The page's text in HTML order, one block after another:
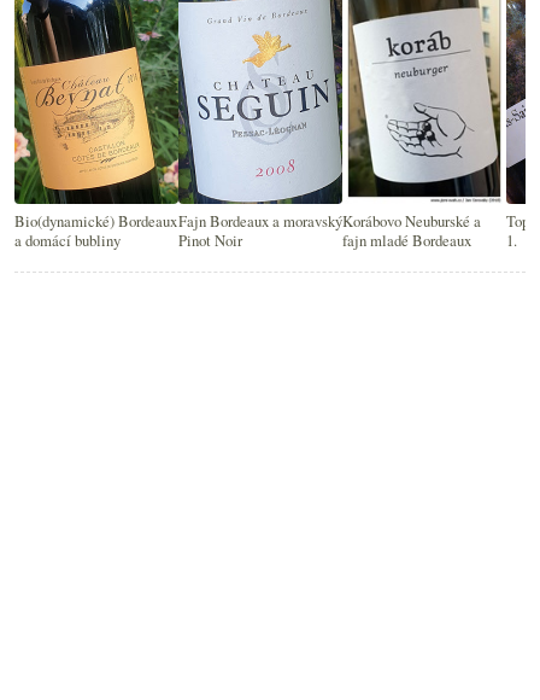
Bio(dynamické) Bordeaux
a domácí bubliny
Fajn Bordeaux a moravský
Pinot Noir
Korábovo Neuburské a
fajn mladé Bordeaux
Top
1.